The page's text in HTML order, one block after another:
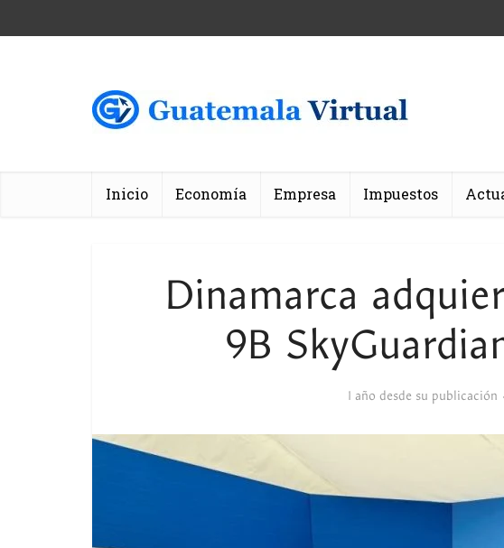
Inicio Economía Empresa Impuestos
Dinamarca
9B
1 año desde su publicación